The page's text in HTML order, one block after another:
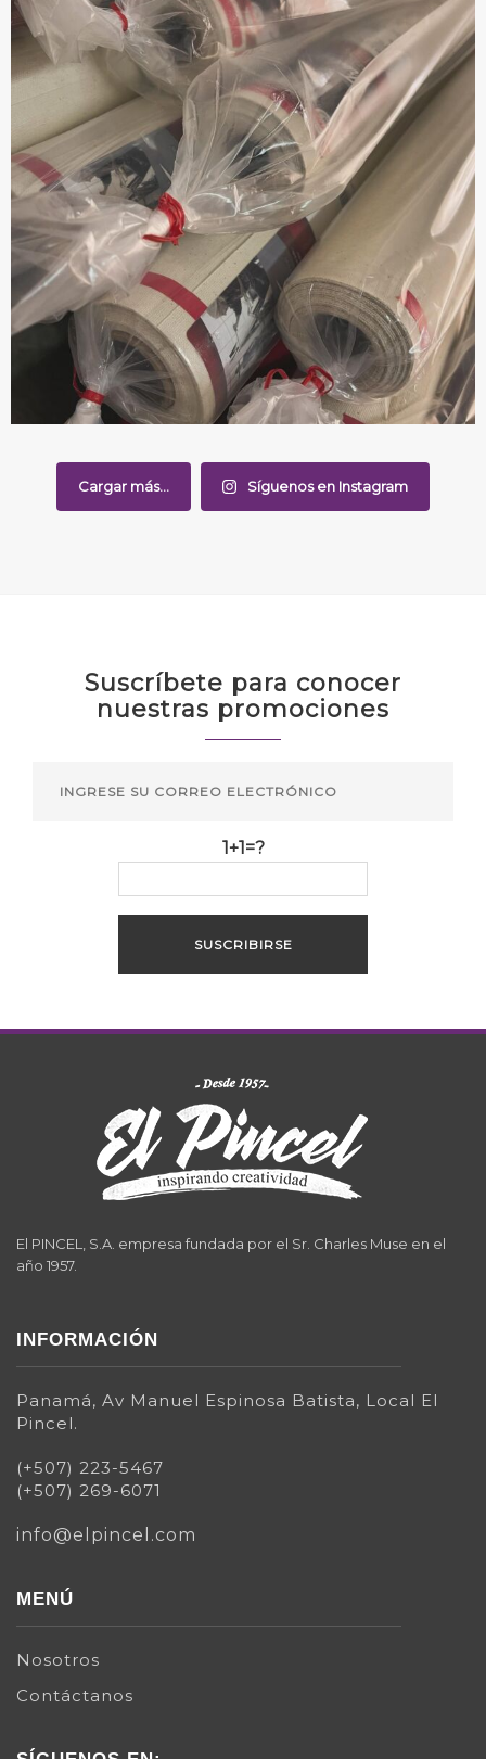
Cargar más... Síguenos en Instagram
Suscríbete para conocer
nuestras promociones
1+1=?
El PINCEL, S.A. empresa fundada por el Sr. Charles Muse en el
año 1957.
INFORMACIÓN
Panamá, Av Manuel Espinosa Batista, Local El
Pincel.
(+507) 223-5467
(+507) 269-6071
info@elpincel.com
MENÚ
Nosotros
Contáctanos